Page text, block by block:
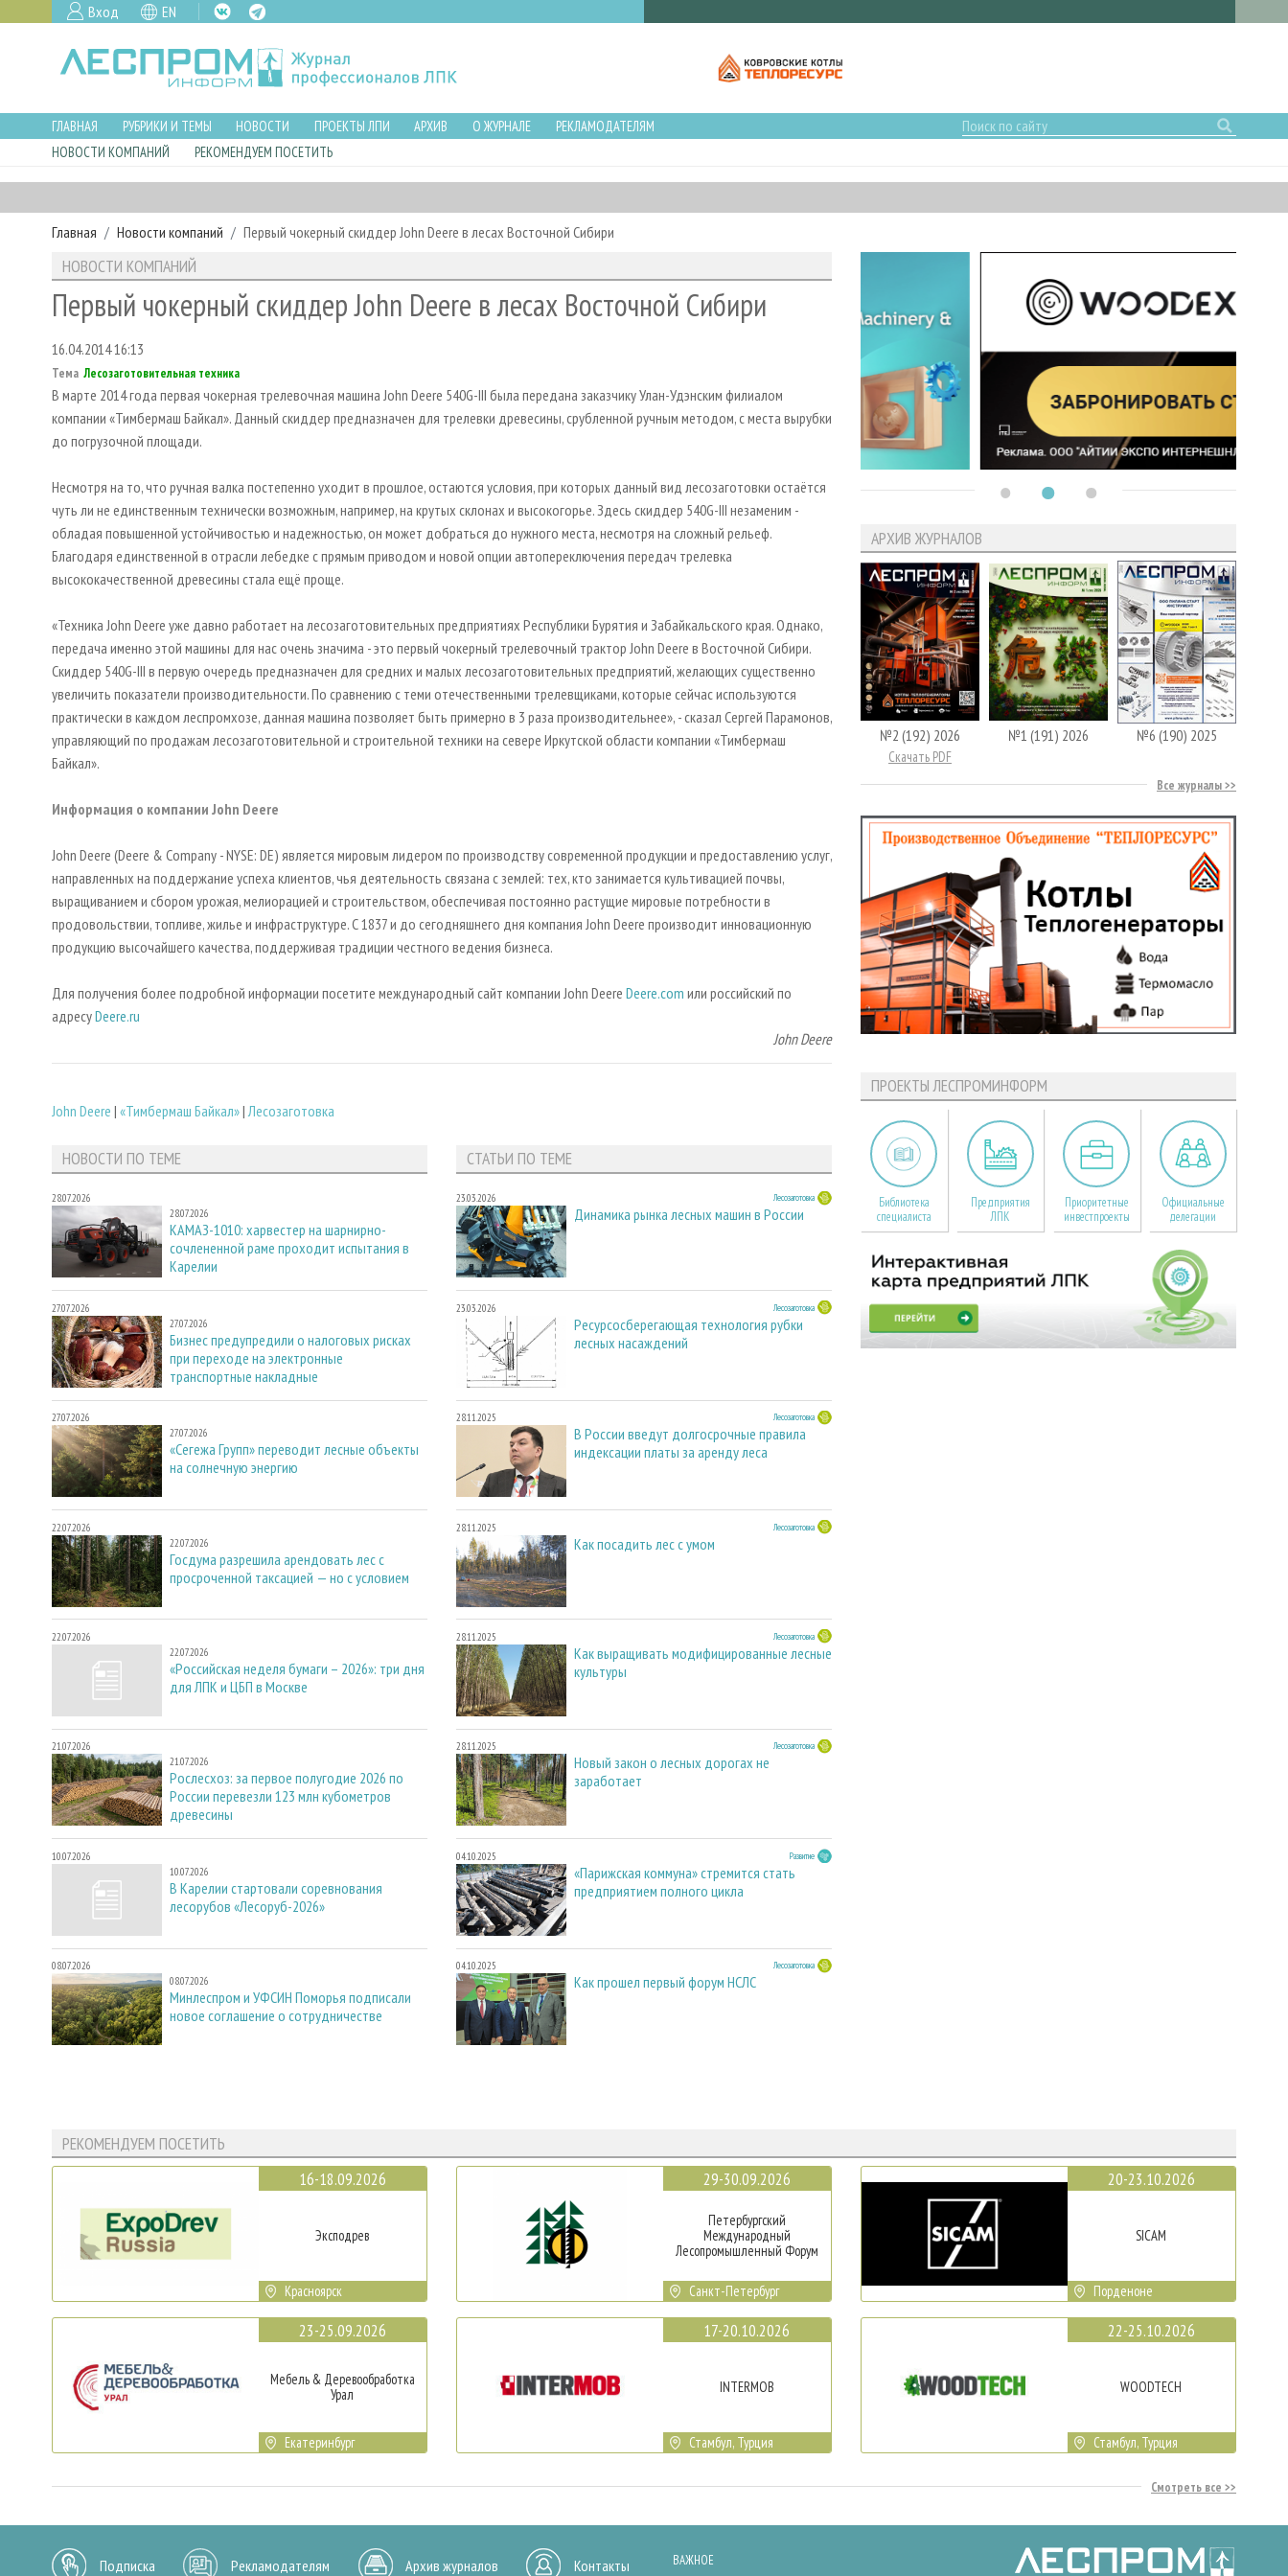
Вход EN
ГЛАВНАЯ РУБРИКИ И ТЕМЫ НОВОСТИ ПРОЕКТЫ ЛПИ АРХИВ О ЖУРНАЛЕ
РЕКЛАМОДАТЕЛЯМ
НОВОСТИ КОМПАНИЙ
РЕКОМЕНДУЕМ ПОСЕТИТЬ
Главная Новости компаний Первый чокерный скиддер John Deere в лесах Восточной Сибири
НОВОСТИ КОМПАНИЙ
Первый чокерный скиддер John Deere в лесах Восточной Сибири
16.04.2014 16:13
ТемаЛесозаготовительная техника
В марте 2014 года первая чокерная трелевочная машина John Deere 540G-III была передана заказчику Улан-Удэнским филиалом
компании «Тимбермаш Байкал». Данный скиддер предназначен для трелевки древесины, срубленной ручным методом, с места вырубки
до погрузочной площади.
Несмотря на то, что ручная валка постепенно уходит в прошлое, остаются условия, при которых данный вид лесозаготовки остаётся
чуть ли не единственным технически возможным, например, на крутых склонах и высокогорье. Здесь скиддер 540G-III незаменим -
обладая повышенной устойчивостью и надежностью, он может добраться до нужного места, несмотря на сложный рельеф.
Благодаря единственной в отрасли лебедке с прямым приводом и новой опции автопереключения передач трелевка
высококачественной древесины стала ещё проще.
«Техника John Deere уже давно работает на лесозаготовительных предприятиях Республики Бурятия и Забайкальского края. Однако,
передача именно этой машины для нас очень значима - это первый чокерный трелевочный трактор John Deere в Восточной Сибири.
Скиддер 540G-III в первую очередь предназначен для средних и малых лесозаготовительных предприятий, желающих существенно
увеличить показатели производительности. По сравнению с теми отечественными трелевщиками, которые сейчас используются
практически в каждом леспромхозе, данная машина позволяет быть примерно в 3 раза производительнее», - сказал Сергей Парамонов,
управляющий по продажам лесозаготовительной и строительной техники на севере Иркутской области компании «Тимбермаш
Байкал».
Информация о компании John Deere
John Deere (Deere & Company - NYSE: DE) является мировым лидером по производству современной продукции и предоставлению услуг,
направленных на поддержание успеха клиентов, чья деятельность связана с землей: тех, кто занимается культивацией почвы,
выращиванием и сбором урожая, мелиорацией и строительством, обеспечивая постоянно растущие мировые потребности в
продовольствии, топливе, жилье и инфраструктуре. С 1837 и до сегодняшнего дня компания John Deere производит инновационную
продукцию высочайшего качества, поддерживая традиции честного ведения бизнеса.
Для получения более подробной информации посетите международный сайт компании John Deere Deere.com или российский по
адресуDeere.ru
John Deere
John Deere | «Тимбермаш Байкал»| Лесозаготовка
НОВОСТИ ПО ТЕМЕ
28.07.2026
28.07.2026
КАМАЗ-1010: харвестер на шарнирно-
сочлененной раме проходит испытания в
Карелии
27.07.2026
27.07.2026
Бизнес предупредили о налоговых рисках
при переходе на электронные
транспортные накладные
27.07.2026
27.07.2026
«Сегежа Групп» переводит лесные объекты
на солнечную энергию
22.07.2026
22.07.2026
Госдума разрешила арендовать лес с
просроченной таксацией — но с условием
22.07.2026
22.07.2026
«Российская неделя бумаги – 2026»: три дня
для ЛПК и ЦБП в Москве
21.07.2026
21.07.2026
Рослесхоз: за первое полугодие 2026 по
России перевезли 123 млн кубометров
древесины
10.07.2026
10.07.2026
В Карелии стартовали соревнования
лесорубов «Лесоруб-2026»
08.07.2026
08.07.2026
Минлеспром и УФСИН Поморья подписали
новое соглашение о сотрудничестве
СТАТЬИ ПО ТЕМЕ
23.03.2026 Лесозаготовка
Динамика рынка лесных машин в России
23.03.2026 Лесозаготовка
Ресурсосберегающая технология рубки
лесных насаждений
28.11.2025 Лесозаготовка
В России введут долгосрочные правила
индексации платы за аренду леса
28.11.2025 Лесозаготовка
Как посадить лес с умом
28.11.2025 Лесозаготовка
Как выращивать модифицированные лесные
культуры
28.11.2025 Лесозаготовка
Новый закон о лесных дорогах не
заработает
04.10.2025 Развитие
«Парижская коммуна» стремится стать
предприятием полного цикла
04.10.2025 Лесозаготовка
Как прошел первый форум НСЛС
АРХИВ ЖУРНАЛОВ
№2 (192) 2026
Скачать PDF
№1 (191) 2026 №6 (190) 2025
Все журналы
ПРОЕКТЫ ЛЕСПРОМИНФОРМ
Библиотека
специалиста
Предприятия
ЛПК
Приоритетные
инвестпроекты
Официальные
делегации
РЕКОМЕНДУЕМ ПОСЕТИТЬ
16-18.09.2026
Эксподрев
Красноярск
23-25.09.2026
Мебель & Деревообработка
Урал
Екатеринбург
29-30.09.2026
Петербургский
Международный
Лесопромышленный Форум
Санкт-Петербург
17-20.10.2026
INTERMOB
Стамбул, Турция
20-23.10.2026
SICAM
Порденоне
22-25.10.2026
WOODTECH
Стамбул, Турция
Смотреть все
Подписка Рекламодателям Архив журналов Контакты
ВАЖНОЕ